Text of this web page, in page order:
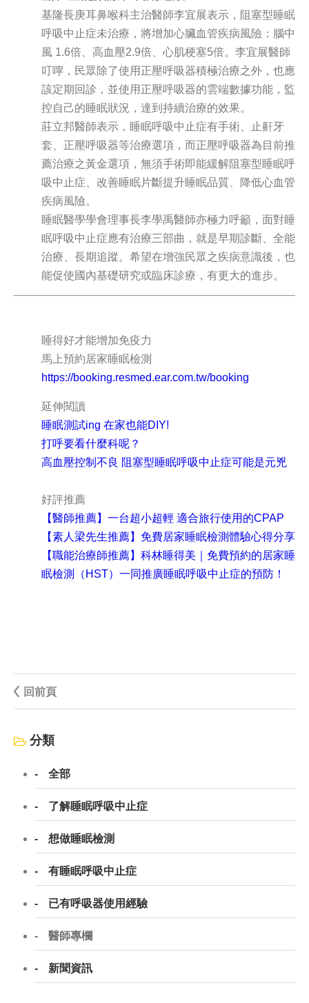
基隆長庚耳鼻喉科主治醫師李宜展表示，阻塞型睡眠
呼吸中止症未治療，將增加心臟血管疾病風險：腦中
風 1.6倍、高血壓2.9倍、心肌梗塞5倍。李宜展醫師
叮嚀，民眾除了使用正壓呼吸器積極治療之外，也應
該定期回診，並使用正壓呼吸器的雲端數據功能，監
控自己的睡眠狀況，達到持續治療的效果。
莊立邦醫師表示，睡眠呼吸中止症有手術、止鼾牙
套、正壓呼吸器等治療選項，而正壓呼吸器為目前推
薦治療之黃金選項，無須手術即能緩解阻塞型睡眠呼
吸中止症、改善睡眠片斷提升睡眠品質、降低心血管
疾病風險。
睡眠醫學學會理事長李學禹醫師亦極力呼籲，面對睡
眠呼吸中止症應有治療三部曲，就是早期診斷、全能
治療、長期追蹤。希望在增強民眾之疾病意識後，也
能促使國內基礎研究或臨床診療，有更大的進步。
睡得好才能增加免疫力
馬上預約居家睡眠檢測
https://booking.resmed.ear.com.tw/booking
延伸閱讀
睡眠測試ing 在家也能DIY!
打呼要看什麼科呢？
高血壓控制不良 阻塞型睡眠呼吸中止症可能是元兇
好評推薦
【醫師推薦】一台超小超輕 適合旅行使用的CPAP
【素人梁先生推薦】免費居家睡眠檢測體驗心得分享
【職能治療師推薦】科林睡得美｜免費預約的居家睡
眠檢測（HST）一同推廣睡眠呼吸中止症的預防！
回前頁
分類
全部
了解睡眠呼吸中止症
想做睡眠檢測
有睡眠呼吸中止症
已有呼吸器使用經驗
醫師專欄
新聞資訊